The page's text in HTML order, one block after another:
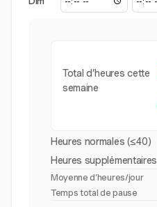
Total d’heures cette
semaine
Heures normales (≤40)
Heures supplémentaires
Moyenne d’heures/jour
Temps total de pause